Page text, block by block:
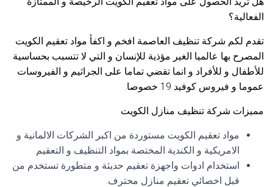
الفعالية؟
تقدم لكم شركة تنظيف العاصمة افخم و اكفأ مواد تعقيم الكويت
المصرح بها عالميا الغير مؤذية للإنسان و التي لا تتسبب بحساسية
للأطفال و للأفراد و انما تقضي تماما على الجراثيم و الفيروسات
عموما و فيروس كوفيد 19 خصوصا.
مميزات شركة تنظيف منازل الكويت
مواد تعقيم الكويت مستوردة من اكبر الشركات الالمانية و
الامريكية و الكندية المختصة بمواد التنظيف و التعقيم.
استخدام ادوات واجهزة تعقيم حديثة و متطورة تستخدم من
قبل اخصائي تعقيم منازل محترف.